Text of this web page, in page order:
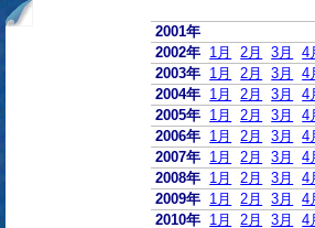
2001年
2002年 1月 2月 3月
4
2003年 1月 2月 3月
4
2004年 1月 2月 3月
4
2005年 1月 2月 3月
4
2006年 1月 2月 3月
4
2007年 1月 2月 3月
4
2008年 1月 2月 3月
4
2009年 1月 2月 3月
4
2010年 1月 2月 3月
4